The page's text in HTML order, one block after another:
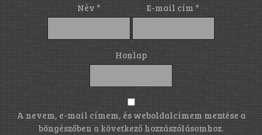
Név * E-mail cím*
Honlap
A nevem, e-mail címem, és weboldalcímem mentése a
böngészőben a következő hozzászólásomhoz.